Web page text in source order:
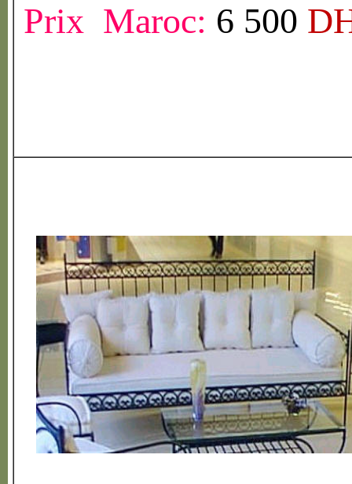
Prix Maroc: 6 500